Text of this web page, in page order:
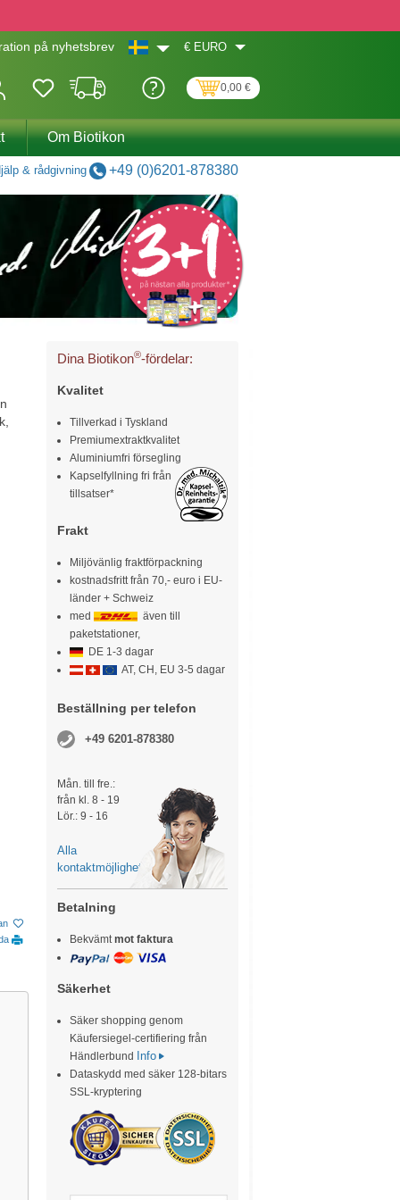
på nyhetsbrev € EURO
0,00 €
Om Biotikon
& rådgivning +49 (0)6201-878380
Dina Biotikon®-fördelar:
Kvalitet
Tillverkad i Tyskland
Premiumextraktkvalitet
Aluminiumfri försegling
Kapselfyllning fri från
tillsatser*
Frakt
Miljövänlig fraktförpackning
kostnadsfritt från 70,- euro i EU-
länder + Schweiz
med
även till
paketstationer,
DE 1-3 dagar
AT, CH, EU 3-5 dagar
Beställning per telefon
+49 6201-878380
Mån. till fre.:
från kl. 8 - 19
Lör.: 9 - 16
Alla
kontaktmöjligheter
Betalning
Bekvämtmot faktura
Säkerhet
Säker shopping genom
Käufersiegel-certifiering från
Händlerbund
Info
Dataskydd med säker 128-bitars
SSL-kryptering